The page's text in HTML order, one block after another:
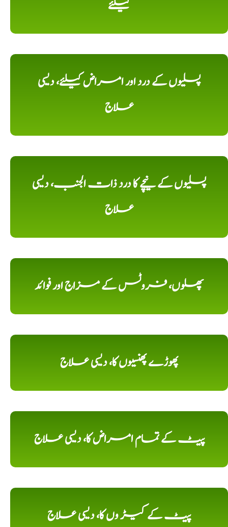
کیلئے
پسلیوں کے درد اور امراض کیلئے، دیسی
علاج
پسلیوں کے نیچے کا درد ذات الجنب، دیسی
علاج
پھلوں، فروٹس کے مزاج اور فوائد
پھوڑے پھنسیوں کا، دیسی علاج
پیٹ کے تمام امراض کا، دیسی علاج
پیٹ کے کیڑ وں کا، دیسی علاج